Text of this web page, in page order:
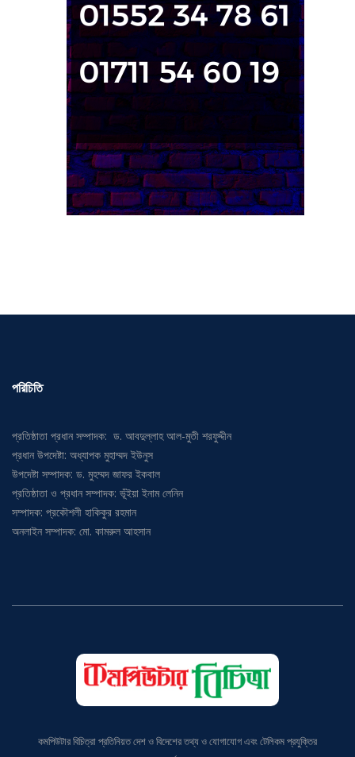
পরিচিতি
প্রতিষ্ঠাতা প্রধান সম্পাদক: ড. আবদুল্লাহ আল-মুতী শরফুদ্দীন
প্রধান উপদেষ্টা: অধ্যাপক মুহাম্মদ ইউনুস
উপদেষ্টা সম্পাদক: ড. মুহম্মদ জাফর ইকবাল
প্রতিষ্ঠাতা ও প্রধান সম্পাদক: ভূঁইয়া ইনাম লেনিন
সম্পাদক: প্রকৌশলী হাকিকুর রহমান
অনলাইন সম্পাদক: মো. কামরুল আহসান
কমপিউটার বিচিত্রা প্রতিনিয়ত দেশ ও বিদেশের তথ্য ও যোগাযোগ এবং টেলিকম প্রযুক্তির